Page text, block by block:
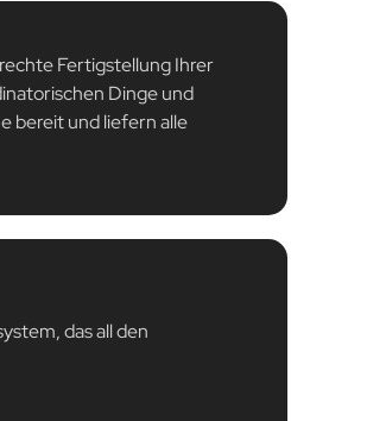
Fertigstellung Ihrer
Dinge und
bereit und liefern alle
das all den